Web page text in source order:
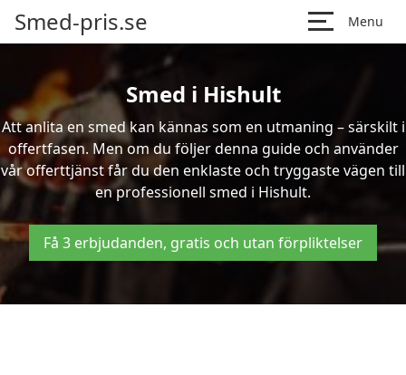
Smed-pris.se Menu
Smed i Hishult
Att anlita en smed kan kännas som en utmaning – särskilt i
offertfasen. Men om du följer denna guide och använder
vår offerttjänst får du den enklaste och tryggaste vägen till
en professionell smed i Hishult.
Få 3 erbjudanden, gratis och utan förpliktelser